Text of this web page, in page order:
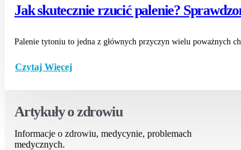
Jak skutecznie rzucić palenie?
Palenie tytoniu to jedna z głównych przyczyn wielu poważnych
Czytaj Więcej
Artykuły o zdrowiu
Informacje o zdrowiu, medycynie, problemach
medycznych.